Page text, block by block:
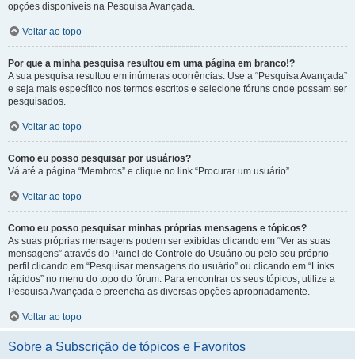
opções disponíveis na Pesquisa Avançada.
Voltar ao topo
Por que a minha pesquisa resultou em uma página em branco!?
A sua pesquisa resultou em inúmeras ocorrências. Use a “Pesquisa Avançada”
e seja mais específico nos termos escritos e selecione fóruns onde possam ser
pesquisados.
Voltar ao topo
Como eu posso pesquisar por usuários?
Vá até a página “Membros” e clique no link “Procurar um usuário”.
Voltar ao topo
Como eu posso pesquisar minhas próprias mensagens e tópicos?
As suas próprias mensagens podem ser exibidas clicando em “Ver as suas
mensagens” através do Painel de Controle do Usuário ou pelo seu próprio
perfil clicando em “Pesquisar mensagens do usuário” ou clicando em “Links
rápidos” no menu do topo do fórum. Para encontrar os seus tópicos, utilize a
Pesquisa Avançada e preencha as diversas opções apropriadamente.
Voltar ao topo
Sobre a Subscrição de tópicos e Favoritos